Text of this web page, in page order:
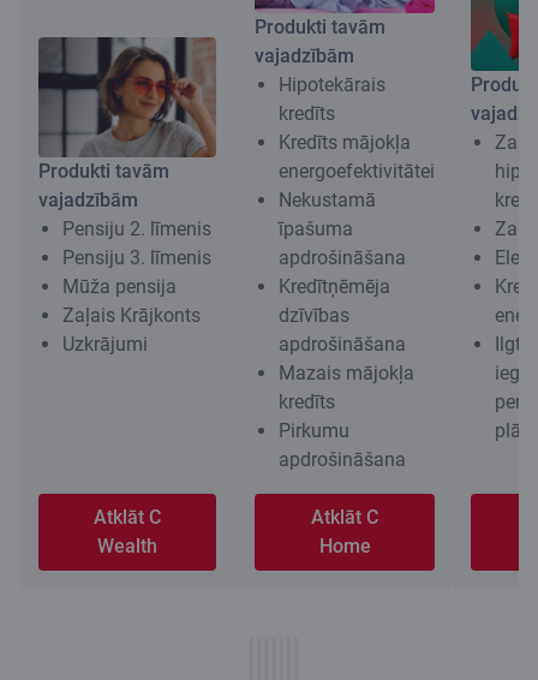
Produkti tavām
vajadzībām
Pensiju 2. līmenis
Pensiju 3. līmenis
Mūža pensija
Zaļais Krājkonts
Uzkrājumi
Atklāt C
Wealth
Produkti tavām
vajadzībām
Hipotekārais
kredīts
Kredīts mājokļa
energoefektivitātei
Nekustamā
īpašuma
apdrošināšana
Kredītņēmēja
dzīvības
apdrošināšana
Mazais mājokļa
kredīts
Pirkumu
apdrošināšana
Atklāt C
Home